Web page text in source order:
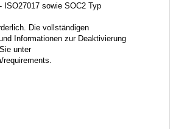
ISO27017 sowie SOC2 Typ
Die vollständigen
Informationen zur Deaktivierung
unter